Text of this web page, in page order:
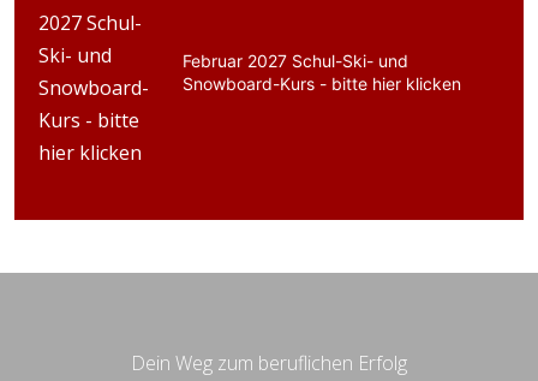
Februar 2027 Schul-Ski- und
Snowboard-Kurs - bitte hier klicken
Dein Weg zum beruflichen Erfolg